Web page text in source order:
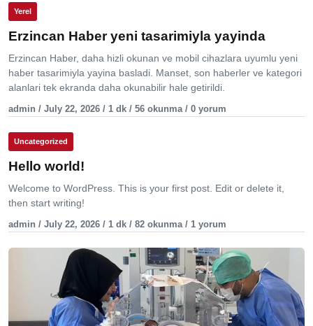
Yerel
Erzincan Haber yeni tasarimiyla yayinda
Erzincan Haber, daha hizli okunan ve mobil cihazlara uyumlu yeni
haber tasarimiyla yayina basladi. Manset, son haberler ve kategori
alanlari tek ekranda daha okunabilir hale getirildi.
admin / July 22, 2026 / 1 dk / 56 okunma / 0 yorum
Uncategorized
Hello world!
Welcome to WordPress. This is your first post. Edit or delete it,
then start writing!
admin / July 22, 2026 / 1 dk / 82 okunma / 1 yorum